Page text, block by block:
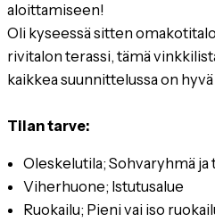
aloittamiseen!
Oli kyseessä sitten
rivitalon terassi, tämä
kaikkea suunnittelussa on
Tilan tarve:
Oleskelutila; Sohvaryhmä
Viherhuone; Istutusalue
Ruokailu; Pieni vai iso